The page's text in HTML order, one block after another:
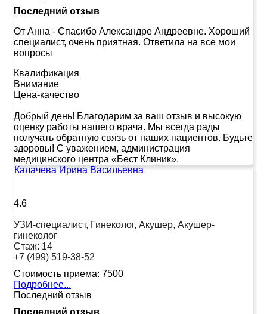
Последний отзыв
От Анна - Спасибо Александре Андреевне. Хороший
специалист, очень приятная. Ответила на все мои
вопросы
Квалификация
Внимание
Цена-качество
Добрый день! Благодарим за ваш отзыв и высокую
оценку работы нашего врача. Мы всегда рады
получать обратную связь от наших пациентов. Будьте
здоровы! С уважением, администрация
медицинского центра «Бест Клиник».
Калачева Ирина Васильевна
4.6
УЗИ-специалист, Гинеколог, Акушер, Акушер-
гинеколог
Стаж: 14
+7 (499) 519-38-52
Стоимость приема: 7500
Подробнее...
Последний отзыв
Последний отзыв